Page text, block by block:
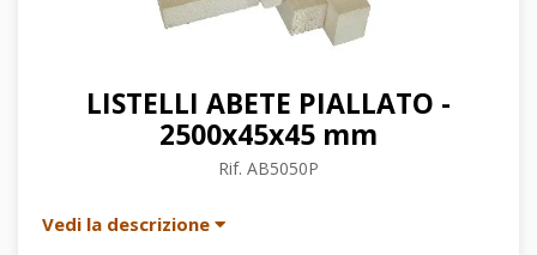
LISTELLI ABETE PIALLATO -
2500x45x45 mm
Rif. AB5050P
Vedi la descrizione